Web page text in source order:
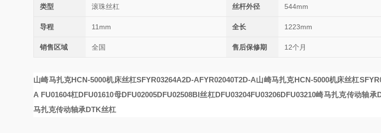
类型 滚珠丝杠 丝杆外径 544mm
导程 11mm 全长 1223mm
销售区域 全国 售后保修期 12个月
山崎马扎克HCN-5000机床丝杠SFYR03264A2D-AFYR02040T2D-A山崎马扎克HCN-5000机床丝杠
A FU01604杠DFU01610母DFU02005DFU02508BI丝杠DFU03204FU03206DFU03210崎马扎克传动轴承
马扎克传动轴承DTK丝杠